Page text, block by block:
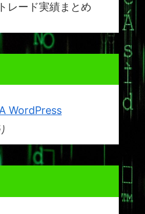
レード実績まとめ
WordPress